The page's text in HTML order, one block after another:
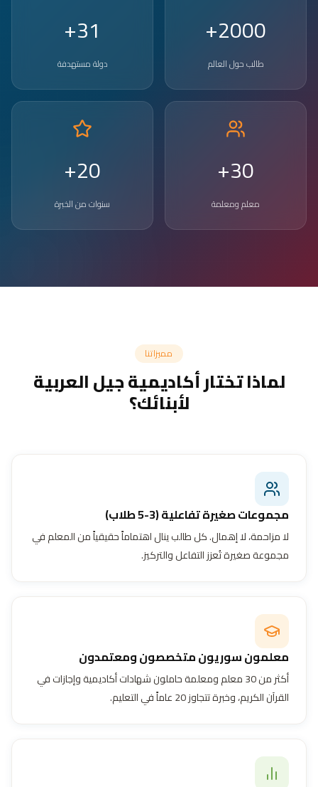
2000+
طالب حول العالم
31+
دولة مستهدفة
30+
معلم ومعلمة
20+
سنوات من الخبرة
مميزاتنا
لماذا تختار أكاديمية جيل العربية
لأبنائك؟
مجموعات صغيرة تفاعلية (3-5 طلاب)
لا مزاحمة، لا إهمال. كل طالب ينال اهتماماً حقيقياً من المعلم في
مجموعة صغيرة تُعزز التفاعل والتركيز.
معلمون سوريون متخصصون ومعتمدون
أكثر من 30 معلم ومعلمة حاملون شهادات أكاديمية وإجازات في
القرآن الكريم، وخبرة تتجاوز 20 عاماً في التعليم.